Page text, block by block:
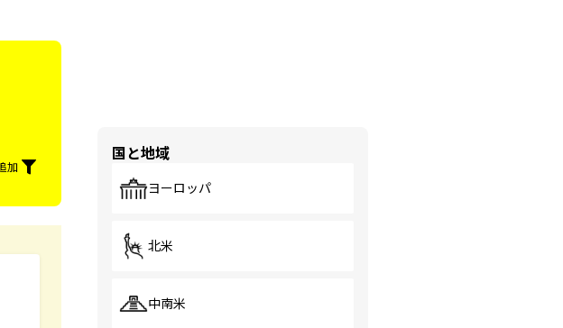
加
国と地域
ヨーロッパ
北米
中南米